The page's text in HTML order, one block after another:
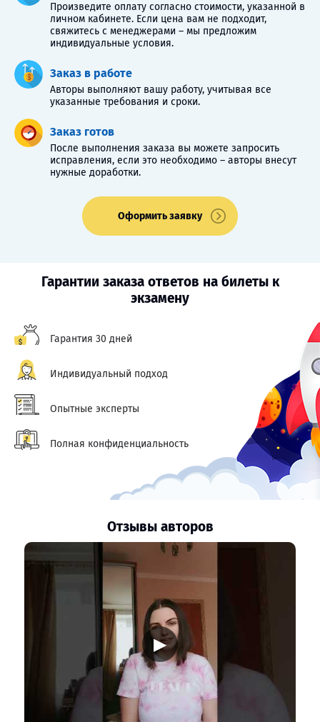
Произведите оплату согласно стоимости, указанной в
личном кабинете. Если цена вам не подходит,
свяжитесь с менеджерами – мы предложим
индивидуальные условия.
Заказ в работе
Авторы выполняют вашу работу, учитывая все
указанные требования и сроки.
Заказ готов
После выполнения заказа вы можете запросить
исправления, если это необходимо – авторы внесут
нужные доработки.
Оформить заявку
Гарантии заказа ответов на билеты к
экзамену
Гарантия 30 дней
Индивидуальный подход
Опытные эксперты
Полная конфиденциальность
Отзывы авторов
▶